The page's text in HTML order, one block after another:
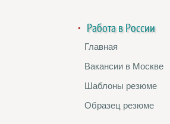
Работа в России
Главная
Вакансии в Москве
Шаблоны резюме
Образец резюме